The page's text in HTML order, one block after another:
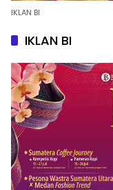
IKLAN BI
IKLAN BI